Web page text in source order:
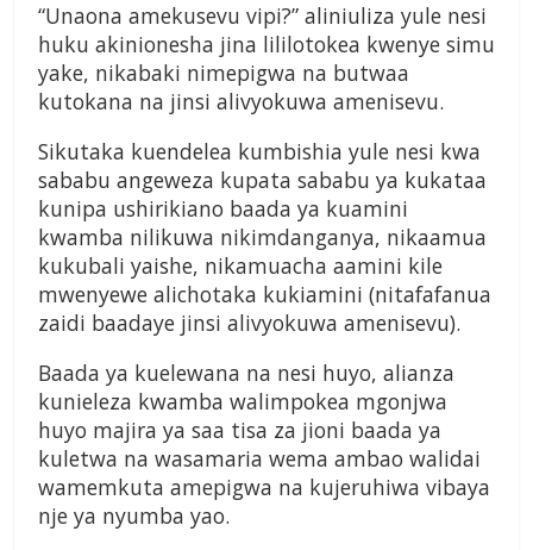
“Unaona amekusevu vipi?” aliniuliza yule nesi
huku akinionesha jina lililotokea kwenye simu
yake, nikabaki nimepigwa na butwaa
kutokana na jinsi alivyokuwa amenisevu.
Sikutaka kuendelea kumbishia yule nesi kwa
sababu angeweza kupata sababu ya kukataa
kunipa ushirikiano baada ya kuamini
kwamba nilikuwa nikimdanganya, nikaamua
kukubali yaishe, nikamuacha aamini kile
mwenyewe alichotaka kukiamini (nitafafanua
zaidi baadaye jinsi alivyokuwa amenisevu).
Baada ya kuelewana na nesi huyo, alianza
kunieleza kwamba walimpokea mgonjwa
huyo majira ya saa tisa za jioni baada ya
kuletwa na wasamaria wema ambao walidai
wamemkuta amepigwa na kujeruhiwa vibaya
nje ya nyumba yao.